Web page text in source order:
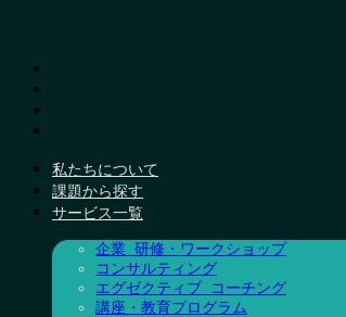
私たちについて
課題から探す
サービス一覧
企業 研修・ワークショップ
コンサルティング
エグゼクティブ コーチング
講座・教育プログラム